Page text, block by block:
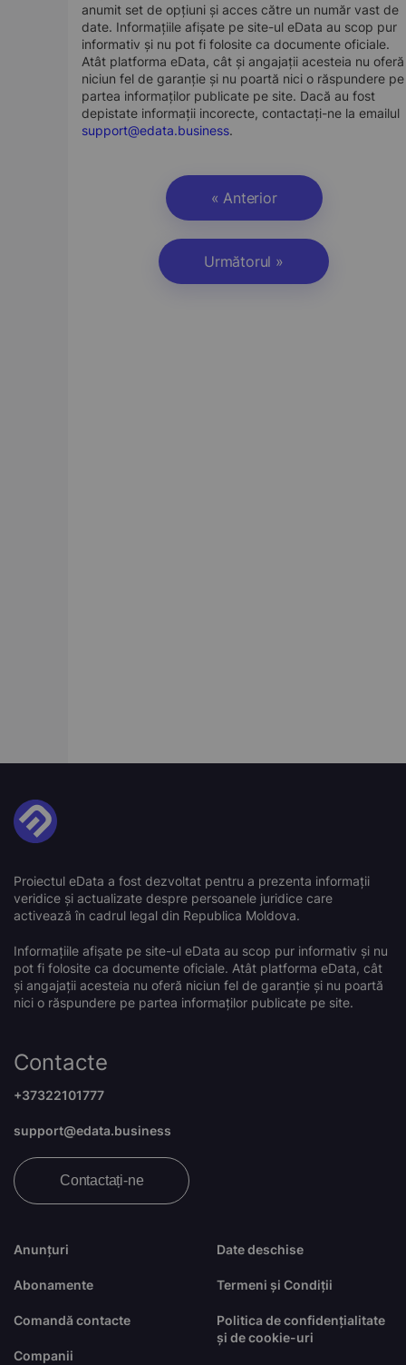
anumit set de opțiuni și acces către un număr vast de
date. Informațiile afișate pe site-ul eData au scop pur
informativ și nu pot fi folosite ca documente oficiale.
Atât platforma eData, cât și angajații acesteia nu oferă
niciun fel de garanție și nu poartă nici o răspundere pe
partea informaților publicate pe site. Dacă au fost
depistate informații incorecte, contactați-ne la emailul
support@edata.business.
« Anterior
Următorul »
Proiectul eData a fost dezvoltat pentru a prezenta informații
veridice și actualizate despre persoanele juridice care
activează în cadrul legal din Republica Moldova.
Informațiile afișate pe site-ul eData au scop pur informativ și nu
pot fi folosite ca documente oficiale. Atât platforma eData, cât
și angajații acesteia nu oferă niciun fel de garanție și nu poartă
nici o răspundere pe partea informaților publicate pe site.
Anunțuri
Abonamente
Comandă contacte
Companii
Date deschise
Termeni și Condiții
Politica de confidențialitate
și de cookie-uri
Contacte
+37322101777
support@edata.business
Contactați-ne